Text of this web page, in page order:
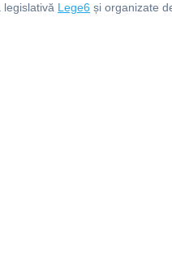
legislativă Lege6 și organizate